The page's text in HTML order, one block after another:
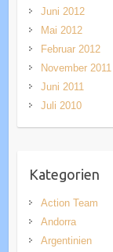
Juni 2012
Mai 2012
Februar 2012
November 2011
Juni 2011
Juli 2010
Kategorien
Action Team
Andorra
Argentinien